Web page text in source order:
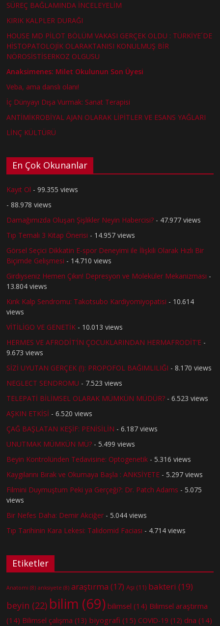
SÜREÇ BAĞLAMINDA İNCELEYELİM
KIRIK KALPLER DURAĞI
HOUSE MD PİLOT BÖLÜM VAKASI GERÇEK OLDU : TÜRKİYE´DE
HİSTOPATOLOJİK OLARAKTANISI KONULMUŞ BİR
NÖROSİSTİSERKOZ OLGUSU
Anaksimenes: Milet Okulunun Son Üyesi
Veba, ama danslı olanı!
İç Dünyayı Dışa Vurmak: Sanat Terapisi
ANTİMİKROBİYAL AJAN OLARAK LİPİTLER VE ESANS YAĞLARI
LİNÇ KÜLTÜRÜ
En Çok Okunanlar
Kayıt Ol - 99.355 views
- 88.978 views
Damağımızda Oluşan Şişlikler Neyin Habercisi? - 47.977 views
Tıp Temalı 3 Kitap Önerisi - 14.957 views
Görsel Seçici Dikkatin E-spor Deneyimi ile İlişkili Olarak Hızlı Bir
Biçimde Gelişmesi - 14.710 views
Girdiyseniz Hemen Çıkın! Depresyon ve Moleküler Mekanizması -
13.804 views
Kırık Kalp Sendromu: Takotsubo Kardiyomiyopatisi - 10.614
views
VİTİLİGO VE GENETİK - 10.013 views
HERMES VE AFRODİT’İN ÇOCUKLARINDAN HERMAFRODİT’E -
9.673 views
SİZİ UYUTAN GERÇEK (!): PROPOFOL BAĞIMLILIĞI - 8.170 views
NEGLECT SENDROMU - 7.523 views
TELEPATİ BİLİMSEL OLARAK MÜMKÜN MÜDÜR? - 6.523 views
AŞKIN ETKİSİ - 6.520 views
ÇAĞ BAŞLATAN KEŞİF: PENİSİLİN - 6.187 views
UNUTMAK MÜMKÜN MÜ? - 5.499 views
Beyin Kontrolünden Tedavisine: Optogenetik - 5.316 views
Kaygılarını Bırak ve Okumaya Başla : ANKSİYETE - 5.297 views
Filmini Duymuştum Peki ya Gerçeği?: Dr. Patch Adams - 5.075
views
Bir Nefes Daha: Demir Akciğer - 5.044 views
Tıp Tarihinin Kara Lekesi: Talidomid Faciası - 4.714 views
Etiketler
Anatomi (8) anksiyete (8) araştırma (17) Aşı (11) bakteri (19)
beyin (22) bilim (69) bilimsel (14) Bilimsel araştırma
(14) Bilimsel çalışma (13) biyografi (15) COVID-19 (12) dna (14)